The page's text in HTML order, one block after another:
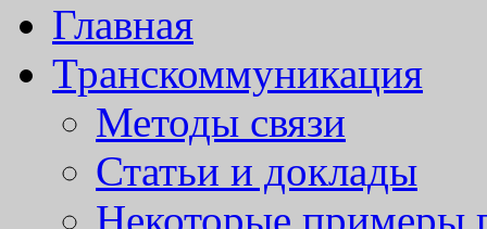
Главная
Транскоммуникация
Методы связи
Статьи и доклады